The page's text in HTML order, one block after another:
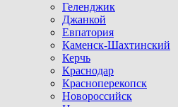
Геленджик
Джанкой
Евпатория
Каменск-Шахтинский
Керчь
Краснодар
Красноперекопск
Новороссийск